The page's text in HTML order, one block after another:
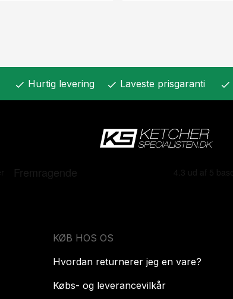
check Hurtig levering check Laveste prisgaranti check
KØB HOS OS
Hvordan returnerer jeg en vare?
Købs- og leverancevilkår